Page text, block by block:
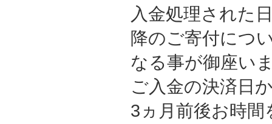
入金処理された
降のご寄付につ
なる事が御座い
ご入金の決済日
3ヵ月前後お時